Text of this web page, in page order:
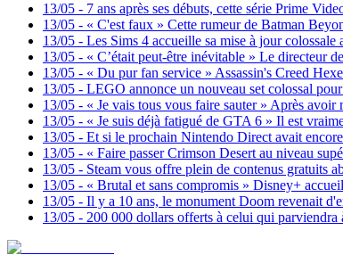
13/05 - 7 ans après ses débuts, cette série Prime
13/05 - « C'est faux » Cette rumeur de Batman
13/05 - Les Sims 4 accueille sa mise à jour
13/05 - « C’était peut-être inévitable » Le directeur
13/05 - « Du pur fan service » Assassin's Creed
13/05 - LEGO annonce un nouveau set colossal
13/05 - « Je vais tous vous faire sauter » Après
13/05 - « Je suis déjà fatigué de GTA 6 » Il est
13/05 - Et si le prochain Nintendo Direct avait
13/05 - « Faire passer Crimson Desert au niveau
13/05 - Steam vous offre plein de contenus gratuits
13/05 - « Brutal et sans compromis » Disney+
13/05 - Il y a 10 ans, le monument Doom revenait
13/05 - 200 000 dollars offerts à celui qui parviendra